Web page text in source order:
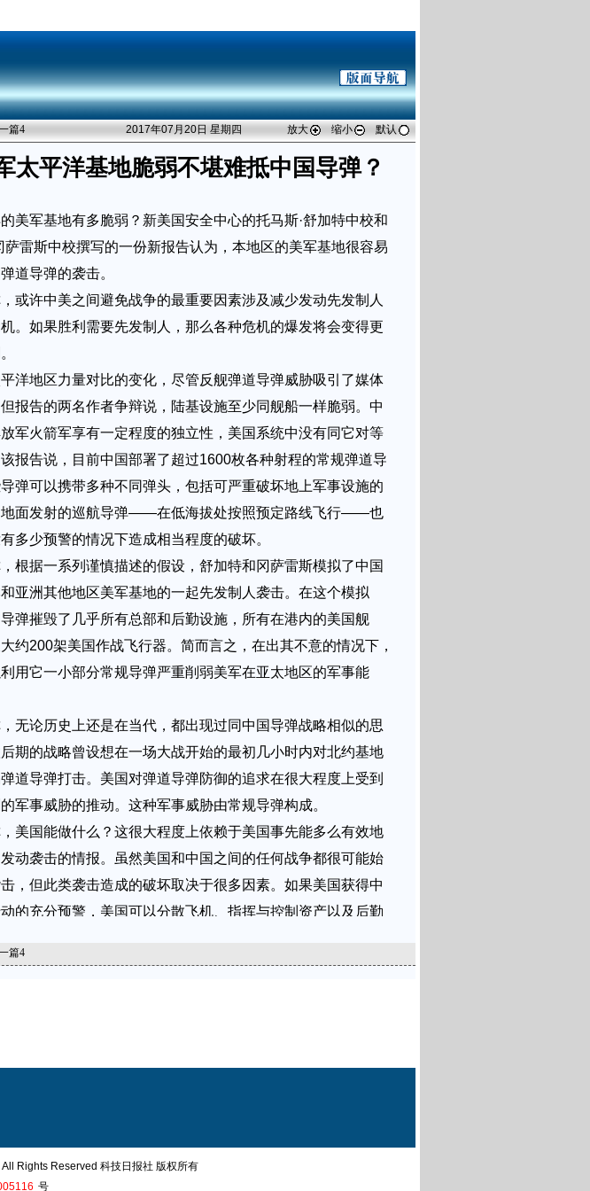
篇4 2017年07月20日 星期四 放大 缩小 默认
太平洋基地脆弱不堪难抵中国导弹？
美军基地有多脆弱？新美国安全中心的托马斯·舒加特中校和
萨雷斯中校撰写的一份新报告认为，本地区的美军基地很容易
道导弹的袭击。
或许中美之间避免战争的最重要因素涉及减少发动先发制人
。如果胜利需要先发制人，那么各种危机的爆发将会变得更
洋地区力量对比的变化，尽管反舰弹道导弹威胁吸引了媒体
报告的两名作者争辩说，陆基设施至少同舰船一样脆弱。中
军火箭军享有一定程度的独立性，美国系统中没有同它对等
报告说，目前中国部署了超过1600枚各种射程的常规弹道导
弹可以携带多种不同弹头，包括可严重破坏地上军事设施的
地面发射的巡航导弹——在低海拔处按照预定路线飞行——也
多少预警的情况下造成相当程度的破坏。
根据一系列谨慎描述的假设，舒加特和冈萨雷斯模拟了中国
亚洲其他地区美军基地的一起先发制人袭击。在这个模拟
弹摧毁了几乎所有总部和后勤设施，所有在港内的美国舰
约200架美国作战飞行器。简而言之，在出其不意的情况下，
用它一小部分常规导弹严重削弱美军在亚太地区的军事能
无论历史上还是在当代，都出现过同中国导弹战略相似的思
期的战略曾设想在一场大战开始的最初几小时内对北约基地
道导弹打击。美国对弹道导弹防御的追求在很大程度上受到
军事威胁的推动。这种军事威胁由常规导弹构成。
美国能做什么？这很大程度上依赖于美国事先能多么有效地
动袭击的情报。虽然美国和中国之间的任何战争都很可能始
，但此类袭击造成的破坏取决于很多因素。如果美国获得中
的充分预警，美国可以分散飞机、指挥与控制资产以及后勤
析还涉及军种之间的竞争。美国空军和美国陆军比美国海
网2017.7.12
篇4
Rights Reserved 科技日报社 版权所有
号